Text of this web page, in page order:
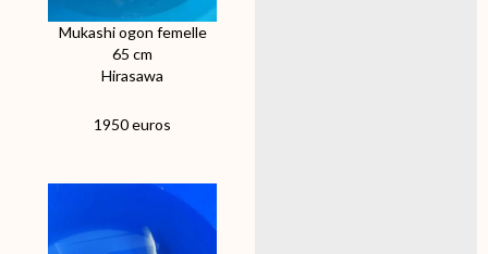
Mukashi ogon femelle
65 cm
Hirasawa
1950 euros